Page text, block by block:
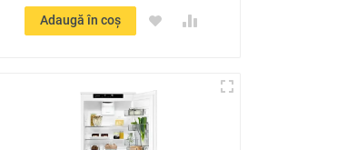
Adaugă în coș